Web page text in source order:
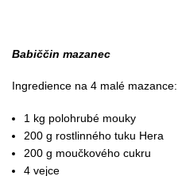
Babiččin mazanec
Ingredience na 4 malé mazance:
1 kg polohrubé mouky
200 g rostlinného tuku Hera
200 g moučkového cukru
4 vejce